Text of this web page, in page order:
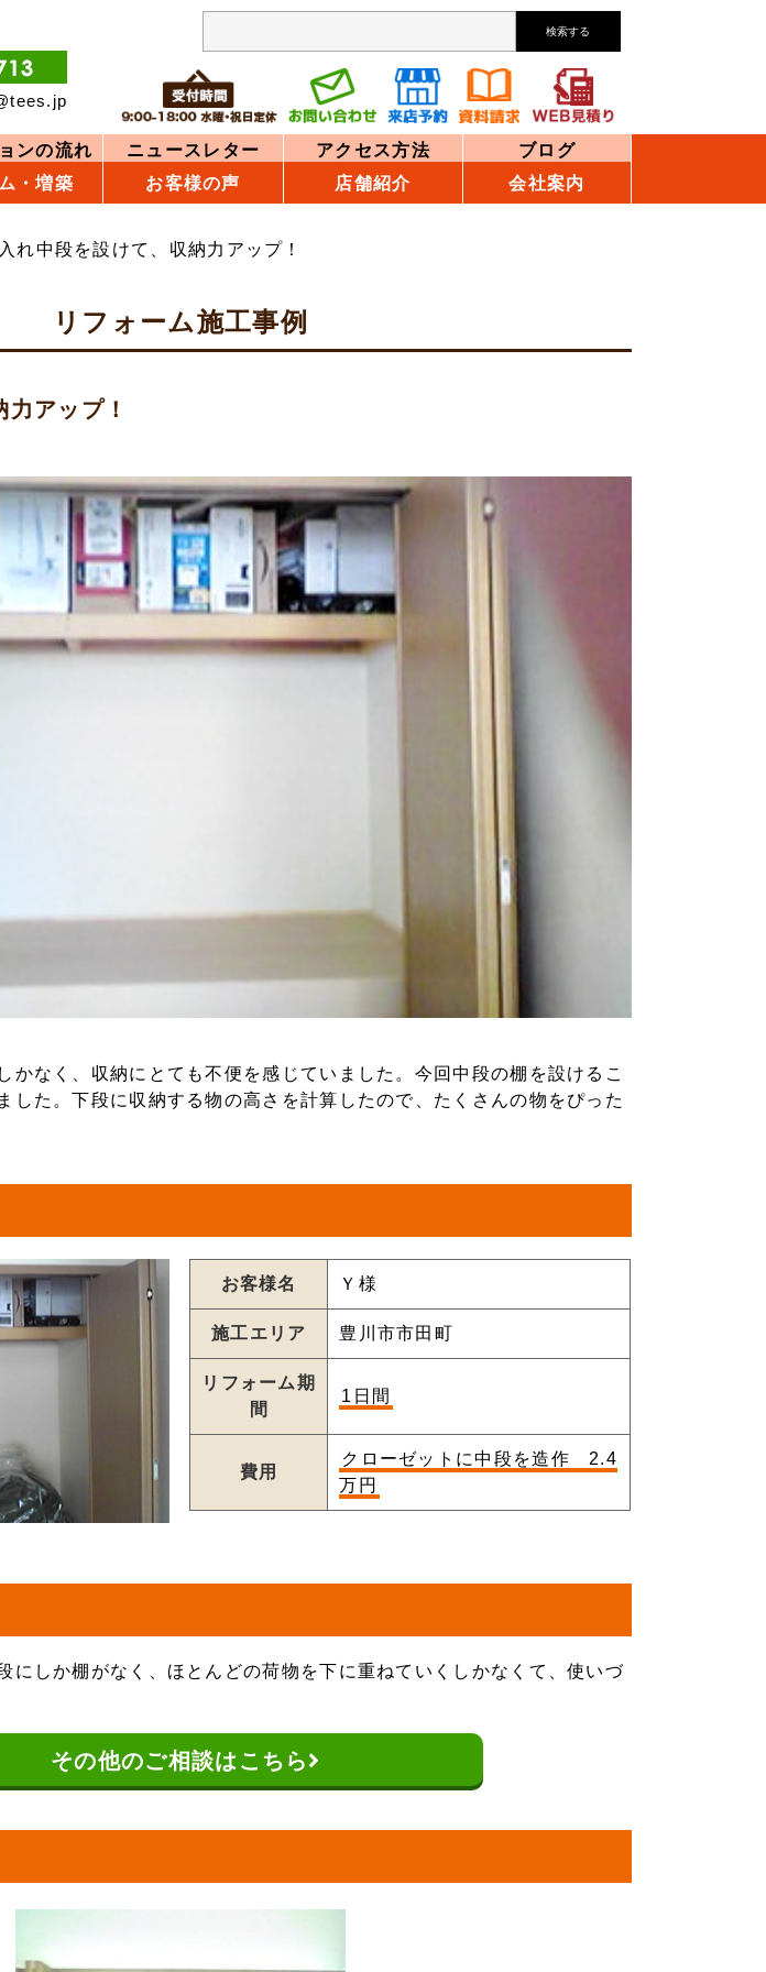
検索する
ンの流れ ニュースレター アクセス方法
ブログ
・増築 お客様の声 店舗紹介 会社案内
れ中段を設けて、収納力アップ！
リフォーム施工事例
アップ！
かなく、収納にとても不便を感じていました。今回中段の棚を設けるこ
した。下段に収納する物の高さを計算したので、たくさんの物をぴった
お客様名 Ｙ様
施工エリア 豊川市市田町
リフォーム期
間
1日間
費用
クローゼットに中段を造作 2.4
万円
にしか棚がなく、ほとんどの荷物を下に重ねていくしかなくて、使いづ
その他のご相談はこちら